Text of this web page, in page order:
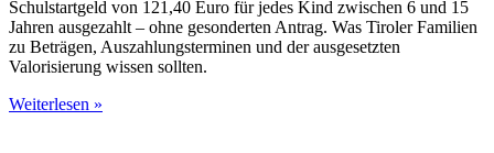
Schulstartgeld von 121,40 Euro für jedes Kind zwischen 6 und 15
Jahren ausgezahlt – ohne gesonderten Antrag. Was Tiroler Familien
zu Beträgen, Auszahlungsterminen und der ausgesetzten
Valorisierung wissen sollten.
Weiterlesen »